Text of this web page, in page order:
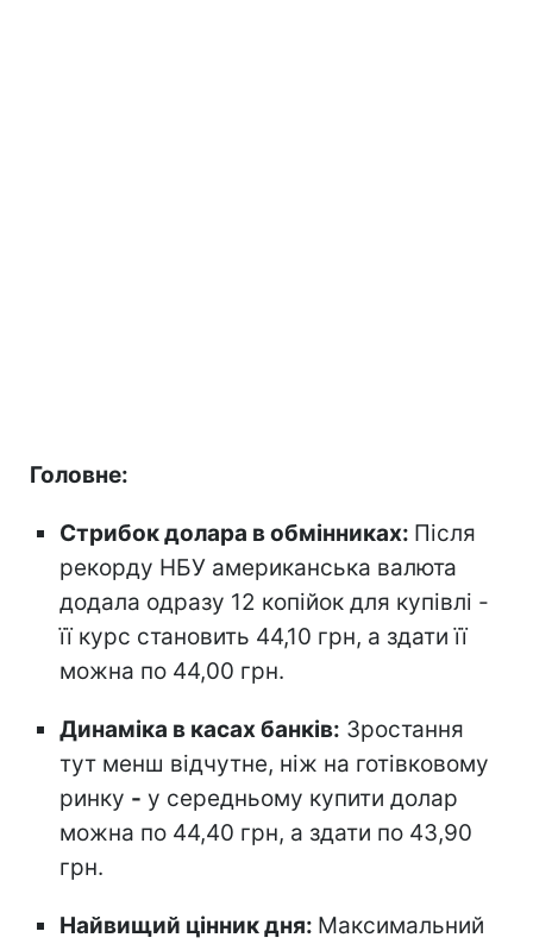
Головне:
Стрибок долара в обмінниках: Після
рекорду НБУ американська валюта
додала одразу 12 копійок для купівлі -
її курс становить 44,10 грн, а здати її
можна по 44,00 грн.
Динаміка в касах банків: Зростання
тут менш відчутне, ніж на готівковому
ринку - у середньому купити долар
можна по 44,40 грн, а здати по 43,90
грн.
Найвищий цінник дня: Максимальний